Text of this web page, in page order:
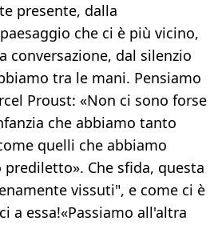
presente, dalla
che ci è più vicino,
conversazione, dal silenzio
tra le mani. Pensiamo
Proust: «Non ci sono forse
che abbiamo tanto
quelli che abbiamo
Che sfida, questa
vissuti", e come ci è
a essa!«Passiamo all'altra